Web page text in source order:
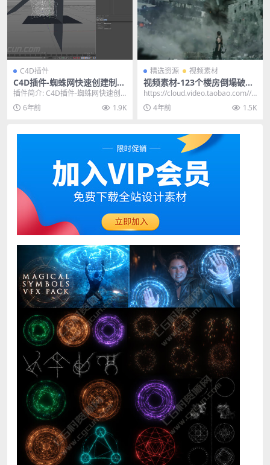
C4D插件
C4D插件-蜘蛛网快速创建制作
插件 SpiderWeb V1.22 含使
用教程
插件简介: C4D插件-蜘蛛网快速创
建制作插件 SpiderWeb V1.22 ...
6年前 1.9K
精选资源 视频素材
视频素材-123个楼房倒塌破坏
建筑地面墙汽车破碎4K视频特
效合成素材
https://cloud.video.taobao.com//p
lay/u/8...
4年前 1.5K